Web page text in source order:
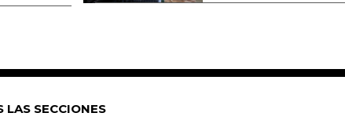
LAS SECCIONES